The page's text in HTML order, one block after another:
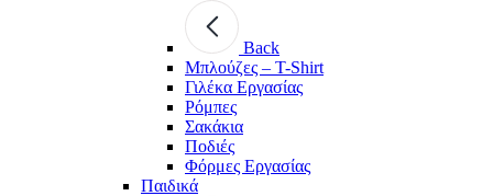
Back
Μπλούζες – T-Shirt
Γιλέκα Εργασίας
Ρόμπες
Σακάκια
Ποδιές
Φόρμες Εργασίας
Παιδικά